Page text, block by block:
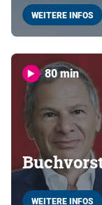
WEITERE INFOS
80 min
WEITERE INFOS